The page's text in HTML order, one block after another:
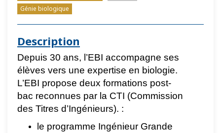
Génie biologique
Description
Depuis 30 ans, l’EBI accompagne ses
élèves vers une expertise en biologie.
L’EBI propose deux formations post-
bac reconnues par la CTI (Commission
des Titres d’Ingénieurs). :
le programme Ingénieur Grande